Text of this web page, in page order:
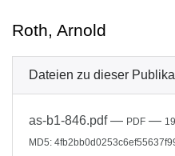
Roth, Arnold
Dateien zu dieser
as-b1-846.pdf— PDF —
MD5: